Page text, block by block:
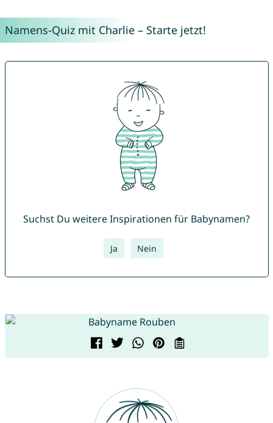
Namens-Quiz mit Charlie – Starte jetzt!
Suchst Du weitere Inspirationen für Babynamen?
Ja Nein